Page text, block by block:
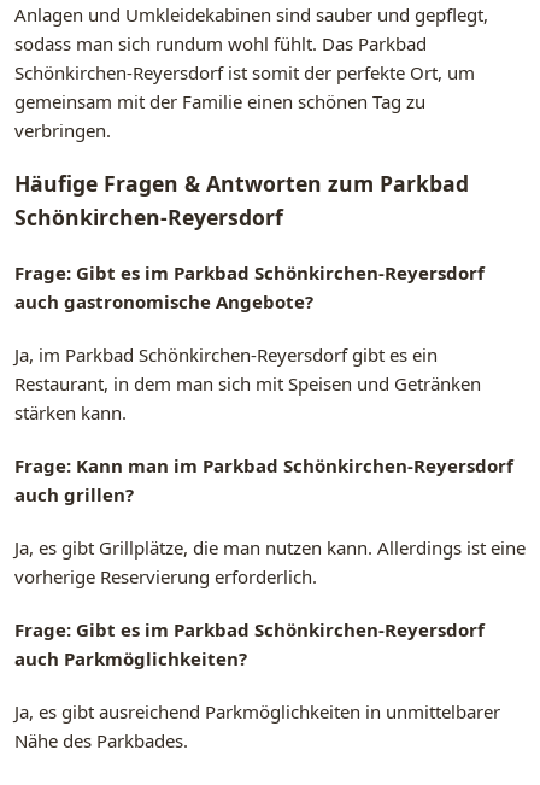
Anlagen und Umkleidekabinen sind sauber und gepflegt,
sodass man sich rundum wohl fühlt. Das Parkbad
Schönkirchen-Reyersdorf ist somit der perfekte Ort, um
gemeinsam mit der Familie einen schönen Tag zu
verbringen.
Häufige Fragen & Antworten zum Parkbad
Schönkirchen-Reyersdorf
Frage: Gibt es im Parkbad Schönkirchen-Reyersdorf
auch gastronomische Angebote?
Ja, im Parkbad Schönkirchen-Reyersdorf gibt es ein
Restaurant, in dem man sich mit Speisen und Getränken
stärken kann.
Frage: Kann man im Parkbad Schönkirchen-Reyersdorf
auch grillen?
Ja, es gibt Grillplätze, die man nutzen kann. Allerdings ist eine
vorherige Reservierung erforderlich.
Frage: Gibt es im Parkbad Schönkirchen-Reyersdorf
auch Parkmöglichkeiten?
Ja, es gibt ausreichend Parkmöglichkeiten in unmittelbarer
Nähe des Parkbades.